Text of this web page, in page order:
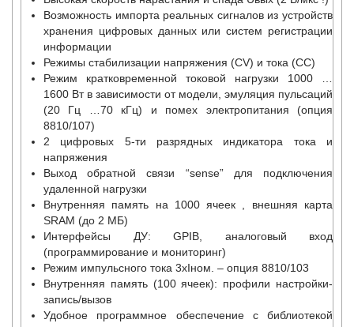
Возможность импорта реальных сигналов из устройств
хранения цифровых данных или систем регистрации
информации
Режимы стабилизации напряжения (CV) и тока (СС)
Режим кратковременной токовой нагрузки 1000 …
1600 Вт в зависимости от модели, эмуляция пульсаций
(20 Гц …70 кГц) и помех электропитания (опция
8810/107)
2 цифровых 5-ти разрядных индикатора тока и
напряжения
Выход обратной связи “sense” для подключения
удаленной нагрузки
Внутренняя память на 1000 ячеек , внешняя карта
SRAM (до 2 МБ)
Интерфейсы ДУ: GPIB, аналоговый вход
(программирование и мониторинг)
Режим импульсного тока 3хIном. – опция 8810/103
Внутренняя память (100 ячеек): профили настройки-
запись/вызов
Удобное программное обеспечение с библиотекой